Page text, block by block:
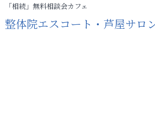
「相続」無料相談会カフェ
整体院エスコート・芦屋サロ